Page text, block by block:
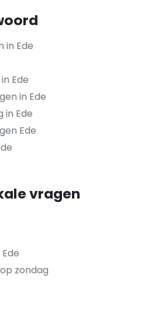
in Ede
Ede
in Ede
in Ede
Ede
vragen
zondag